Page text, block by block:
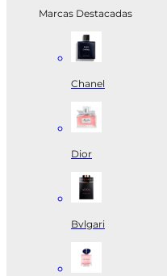
Marcas Destacadas
Chanel
Dior
Bvlgari